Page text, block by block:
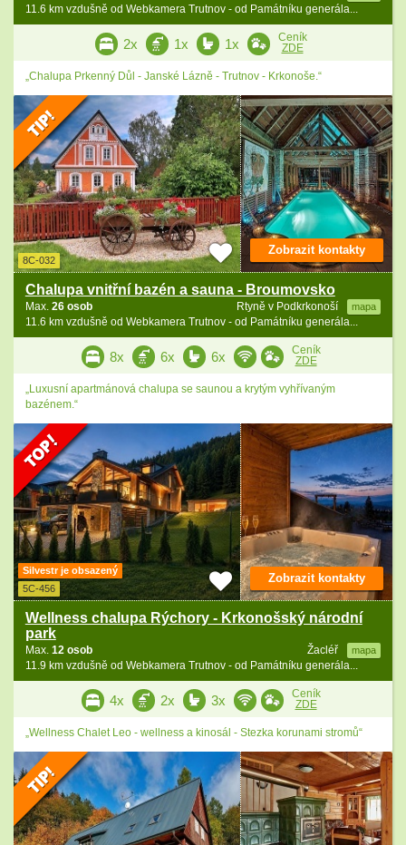
11.6 km vzdušně od Webkamera Trutnov - od Památníku generála...
2x 1x 1x
Ceník
ZDE
„Chalupa Prkenný Důl - Janské Lázně - Trutnov - Krkonoše.“
8C-032
Chalupa vnitřní bazén a sauna - Broumovsko
Rtyně v Podkrkonoší mapa
Max. 26 osob
11.6 km vzdušně od Webkamera Trutnov - od Památníku generála...
Zobrazit kontakty
8x 6x 6x
Ceník
ZDE
„Luxusní apartmánová chalupa se saunou a krytým vyhřívaným
bazénem.“
Silvestr je obsazený
5C-456
Wellness chalupa Rýchory - Krkonošský národní
park
Žacléř mapa
Max. 12 osob
11.9 km vzdušně od Webkamera Trutnov - od Památníku generála...
Zobrazit kontakty
4x 2x 3x
Ceník
ZDE
„Wellness Chalet Leo - wellness a kinosál - Stezka korunami stromů“